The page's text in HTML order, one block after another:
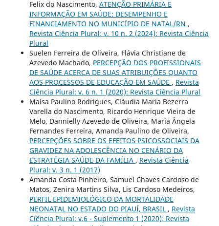
Felix do Nascimento, ATENÇÃO PRIMÁRIA E
INFORMAÇÃO EM SAÚDE: DESEMPENHO E
FINANCIAMENTO NO MUNICÍPIO DE NATAL/RN ,
Revista Ciência Plural: v. 10 n. 2 (2024): Revista Ciência
Plural
Suelen Ferreira de Oliveira, Flávia Christiane de
Azevedo Machado, PERCEPÇÃO DOS PROFISSIONAIS
DE SAÚDE ACERCA DE SUAS ATRIBUIÇÕES QUANTO
AOS PROCESSOS DE EDUCAÇÃO EM SAÚDE , Revista
Ciência Plural: v. 6 n. 1 (2020): Revista Ciência Plural
Maísa Paulino Rodrigues, Cláudia Maria Bezerra
Varella do Nascimento, Ricardo Henrique Vieira de
Melo, Dannielly Azevedo de Oliveira, Maria Ângela
Fernandes Ferreira, Amanda Paulino de Oliveira,
PERCEPÇÕES SOBRE OS EFEITOS PSICOSSOCIAIS DA
GRAVIDEZ NA ADOLESCÊNCIA NO CENÁRIO DA
ESTRATÉGIA SAÚDE DA FAMÍLIA , Revista Ciência
Plural: v. 3 n. 1 (2017)
Amanda Costa Pinheiro, Samuel Chaves Cardoso de
Matos, Zenira Martins Silva, Lis Cardoso Medeiros,
PERFIL EPIDEMIOLÓGICO DA MORTALIDADE
NEONATAL NO ESTADO DO PIAUÍ, BRASIL , Revista
Ciência Plural: v.6 - Suplemento 1 (2020): Revista